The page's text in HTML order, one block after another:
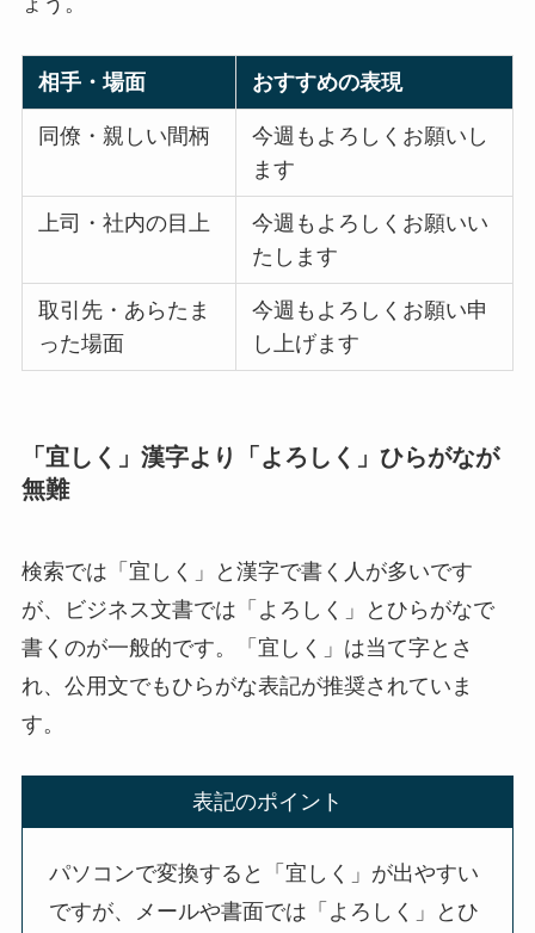
相手・場面 おすすめの表現
同僚・親しい間柄
今週もよろしくお願いし
ます
上司・社内の目上
今週もよろしくお願いい
たします
取引先・あらたま
った場面
今週もよろしくお願い申
し上げます
「宜しく」漢字より「よろしく」ひらがなが
無難
検索では「宜しく」と漢字で書く人が多いです
が、ビジネス文書では「よろしく」とひらがなで
書くのが一般的です。「宜しく」は当て字とさ
れ、公用文でもひらがな表記が推奨されていま
す。
表記のポイント
パソコンで変換すると「宜しく」が出やすい
ですが、メールや書面では「よろしく」とひ